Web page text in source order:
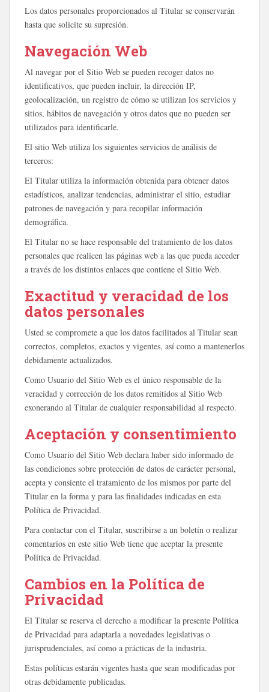
Los datos personales proporcionados al Titular se conservarán
hasta que solicite su supresión.
Navegación Web
Al navegar por el Sitio Web se pueden recoger datos no
identificativos, que pueden incluir, la dirección IP,
geolocalización, un registro de cómo se utilizan los servicios y
sitios, hábitos de navegación y otros datos que no pueden ser
utilizados para identificarle.
El sitio Web utiliza los siguientes servicios de análisis de
terceros:
El Titular utiliza la información obtenida para obtener datos
estadísticos, analizar tendencias, administrar el sitio, estudiar
patrones de navegación y para recopilar información
demográfica.
El Titular no se hace responsable del tratamiento de los datos
personales que realicen las páginas web a las que pueda acceder
a través de los distintos enlaces que contiene el Sitio Web.
Exactitud y veracidad de los
datos personales
Usted se compromete a que los datos facilitados al Titular sean
correctos, completos, exactos y vigentes, así como a mantenerlos
debidamente actualizados.
Como Usuario del Sitio Web es el único responsable de la
veracidad y corrección de los datos remitidos al Sitio Web
exonerando al Titular de cualquier responsabilidad al respecto.
Aceptación y consentimiento
Como Usuario del Sitio Web declara haber sido informado de
las condiciones sobre protección de datos de carácter personal,
acepta y consiente el tratamiento de los mismos por parte del
Titular en la forma y para las finalidades indicadas en esta
Política de Privacidad.
Para contactar con el Titular, suscribirse a un boletín o realizar
comentarios en este sitio Web tiene que aceptar la presente
Política de Privacidad.
Cambios en la Política de
Privacidad
El Titular se reserva el derecho a modificar la presente Política
de Privacidad para adaptarla a novedades legislativas o
jurisprudenciales, así como a prácticas de la industria.
Estas políticas estarán vigentes hasta que sean modificadas por
otras debidamente publicadas.